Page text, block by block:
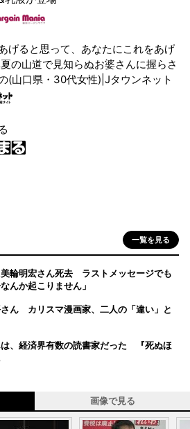
あげると思って、あなたにこれをあげ
の山道で見知らぬお婆さんに握らさ
(山口県・30代女性)|Jタウンネット
一覧を見る
輪明宏さん死去 ラストメッセージでも
んか起こりません」
ん カリスマ漫画家、二人の「違い」と
、経済界有数の読書家だった 『死ぬほ
画像で見る